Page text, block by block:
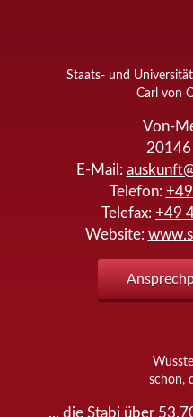
Staats- und
Carl von
Von-
20146
E-Mail:
Telefon:
Telefax: +49
Website:
schon,
... die Stabi über